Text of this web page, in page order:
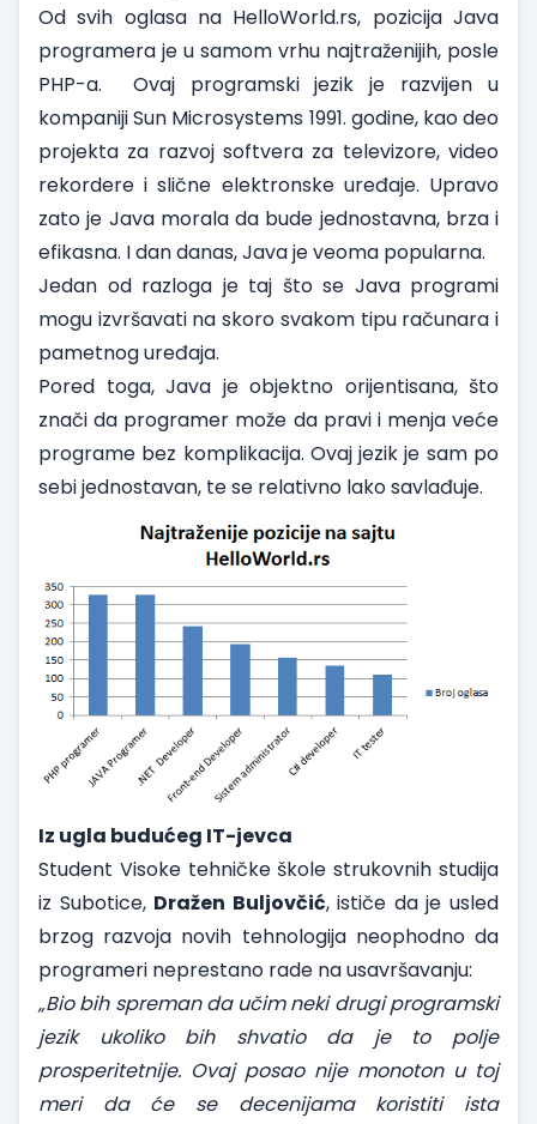
Od svih oglasa na HelloWorld.rs, pozicija Java
programera je u samom vrhu najtraženijih, posle
PHP-a. Ovaj programski jezik je razvijen u
kompaniji Sun Microsystems 1991. godine, kao deo
projekta za razvoj softvera za televizore, video
rekordere i slične elektronske uređaje. Upravo
zato je Java morala da bude jednostavna, brza i
efikasna. I dan danas, Java je veoma popularna.
Jedan od razloga je taj što se Java programi
mogu izvršavati na skoro svakom tipu računara i
pametnog uređaja.
Pored toga, Java je objektno orijentisana, što
znači da programer može da pravi i menja veće
programe bez komplikacija. Ovaj jezik je sam po
sebi jednostavan, te se relativno lako savlađuje.
Iz ugla budućeg IT-jevca
Student Visoke tehničke škole strukovnih studija
iz Subotice, Dražen Buljovčić, ističe da je usled
brzog razvoja novih tehnologija neophodno da
programeri neprestano rade na usavršavanju:
„Bio bih spreman da učim neki drugi programski
jezik ukoliko bih shvatio da je to polje
prosperitetnije. Ovaj posao nije monoton u toj
meri da će se decenijama koristiti ista